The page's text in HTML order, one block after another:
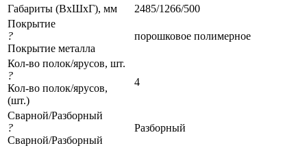
Габариты (ВхШхГ), мм
2485/1266/500
Покрытие
?
Покрытие металла
порошковое полимерное
Кол-во полок/ярусов, шт.
?
Кол-во полок/ярусов,
(шт.)
4
Сварной/Разборный
?
Сварной/Разборный
Разборный